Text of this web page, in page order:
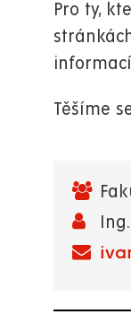
Pro ty,
Těšíme